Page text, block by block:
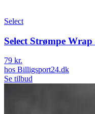
Select
Select Strømpe
79 kr.
hos Billigsport24.dk
Se tilbud